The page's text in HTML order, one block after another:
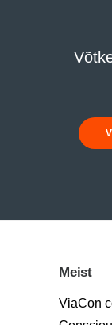
Meist
ViaCon